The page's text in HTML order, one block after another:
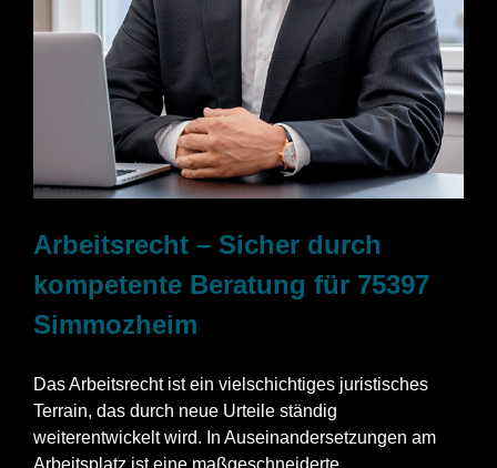
Arbeitsrecht – Sicher durch
kompetente Beratung für 75397
Simmozheim
Das Arbeitsrecht ist ein vielschichtiges juristisches
Terrain, das durch neue Urteile ständig
weiterentwickelt wird. In Auseinandersetzungen am